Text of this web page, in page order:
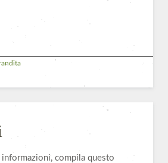
compila questo